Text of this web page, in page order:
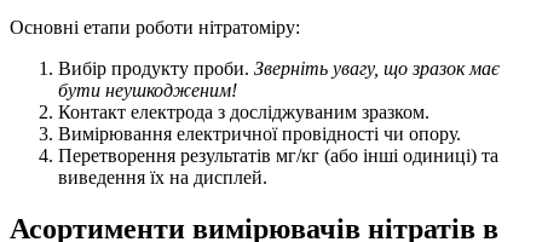
Основні етапи роботи нітратоміру:
Вибір продукту проби. Зверніть увагу, що зразок має
бути неушкодженим!
Контакт електрода з досліджуваним зразком.
Вимірювання електричної провідності чи опору.
Перетворення результатів мг/кг (або інші одиниці) та
виведення їх на дисплей.
Асортименти вимірювачів нітратів в